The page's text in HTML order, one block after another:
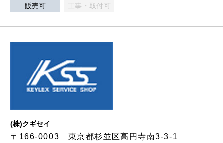
販売可 工事・取付可
(株)クギセイ
〒166-0003 東京都杉並区高円寺南3-3-1